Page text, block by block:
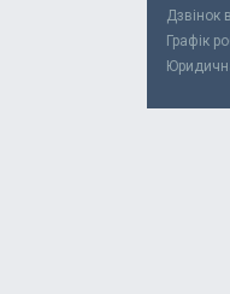
Дзвінок
Графік